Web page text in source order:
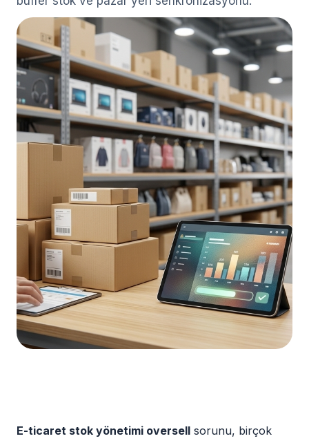
E-ticaret stok yönetimi oversell sorunu, birçok